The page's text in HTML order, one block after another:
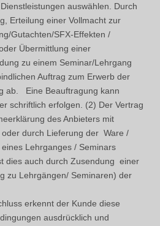
auswählen. Durch
Erteilung einer Vollmacht zur
Gutachten/SFX-Effekten /
Übermittlung einer
zu einem Seminar/Lehrgang
Auftrag zum Erwerb der
ab. Eine Beauftragung kann
schriftlich erfolgen. (2) Der Vertrag
des Anbieters mit
durch Lieferung der Ware /
Lehrganges / Seminars
dies auch durch Zusendung einer
zu Lehrgängen/ Seminaren) der
erkennt der Kunde diese
ausdrücklich und